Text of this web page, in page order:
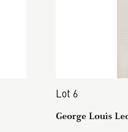
Lot 6
George Louis